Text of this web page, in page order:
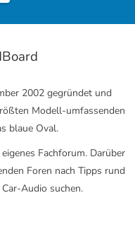
2002 gegründet und
Modell-umfassenden
blaue Oval.
Fachforum. Darüber
Foren nach Tipps rund
Audio suchen.